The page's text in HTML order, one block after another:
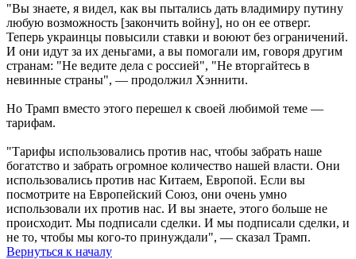
"Вы знаете, я видел, как вы пытались дать владимиру путину
любую возможность [закончить войну], но он ее отверг.
Теперь украинцы повысили ставки и воюют без ограничений.
И они идут за их деньгами, а вы помогали им, говоря другим
странам: "Не ведите дела с россией", "Не вторгайтесь в
невинные страны", — продолжил Хэннити.
Но Трамп вместо этого перешел к своей любимой теме —
тарифам.
"Тарифы использовались против нас, чтобы забрать наше
богатство и забрать огромное количество нашей власти. Они
использовались против нас Китаем, Европой. Если вы
посмотрите на Европейский Союз, они очень умно
использовали их против нас. И вы знаете, этого больше не
происходит. Мы подписали сделки. И мы подписали сделки, и
не то, чтобы мы кого-то принуждали", — сказал Трамп.
Вернуться к началу